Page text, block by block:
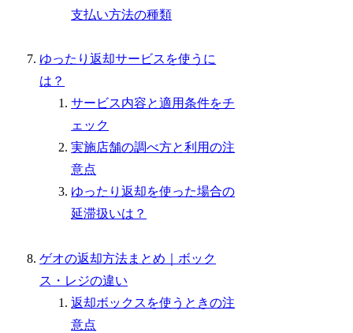
支払い方法の種類
ゆったり返却サービスを使うに
は？
サービス内容と適用条件をチ
ェック
実施店舗の調べ方と利用の注
意点
ゆったり返却を使った場合の
延滞扱いは？
ゲオの返却方法まとめ｜ボック
ス・レジの違い
返却ボックスを使うときの注
意点